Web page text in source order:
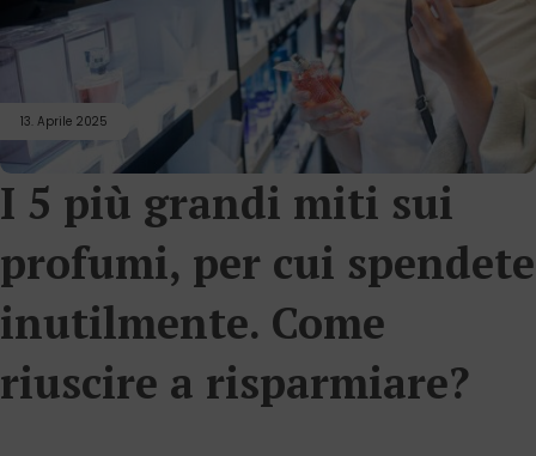
13. Aprile 2025
I 5 più grandi miti sui
profumi, per cui spendete
inutilmente. Come
riuscire a risparmiare?